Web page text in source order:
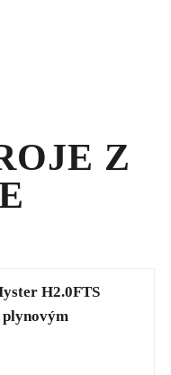
Z
H2.0FTS
plynovým